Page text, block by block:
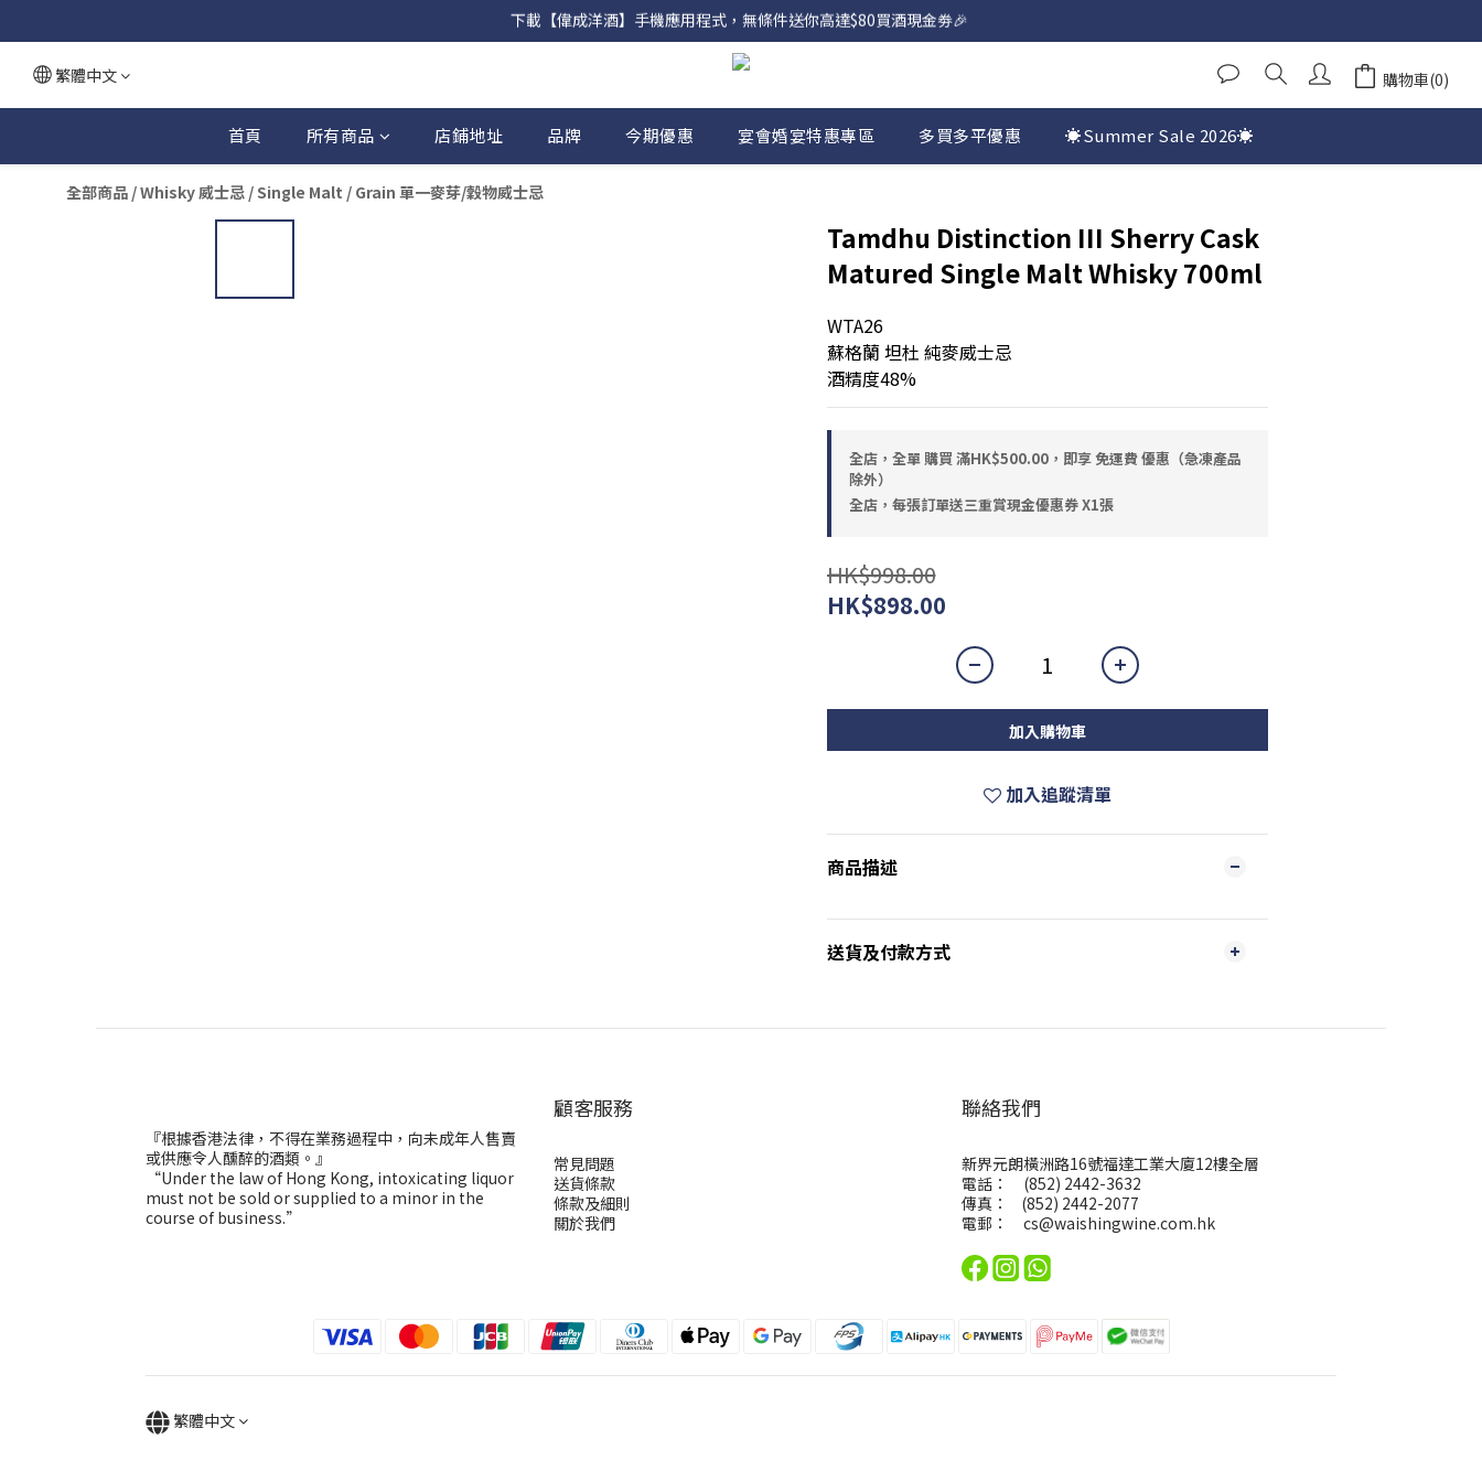
網店購滿 $500 即享免費送貨服務📦
下載【偉成洋酒】手機應用程式，無條件送你高達$80買酒現金劵🎉
網店購滿 $500 即享免費送貨服務📦
繁體中文
購物車(0)
首頁 所有商品 店鋪地址 品牌 今期優惠 宴會婚宴特惠專區 多買多平優惠 ☀️Summer Sale 2026☀️
全部商品 /Whisky 威士忌 /Single Malt / Grain 單一麥芽/穀物威士忌
Tamdhu Distinction III Sherry Cask
Matured Single Malt Whisky 700ml
WTA26
蘇格蘭 坦杜 純麥威士忌
酒精度48%
全店，全單 購買 滿HK$500.00，即享 免運費 優惠（急凍產品
除外）
全店，每張訂單送三重賞現金優惠券 X1張
HK$998.00
HK$898.00
加入購物車
加入追蹤清單
商品描述
送貨及付款方式
『根據香港法律，不得在業務過程中，向未成年人售賣
或供應令人醺醉的酒類。』
“Under the law of Hong Kong, intoxicating liquor
must not be sold or supplied to a minor in the
course of business.”
顧客服務
常見問題
送貨條款
條款及細則
關於我們
聯絡我們
新界元朗橫洲路16號福達工業大廈12樓全層
電話： (852) 2442-3632
傳真： (852) 2442-2077
電郵： cs@waishingwine.com.hk
繁體中文